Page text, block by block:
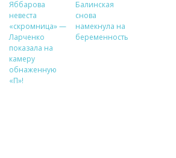
Яббарова
невеста
«скромница» —
Ларченко
показала на
камеру
обнаженную
«П»!
Балинская
снова
намекнула на
беременность